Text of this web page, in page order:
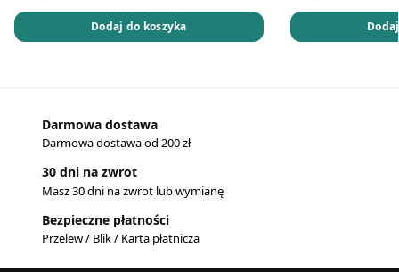
Dodaj do koszyka
Darmowa dostawa
Darmowa dostawa od 200 zł
30 dni na zwrot
Masz 30 dni na zwrot lub wymianę
Bezpieczne płatności
Przelew / Blik / Karta płatnicza